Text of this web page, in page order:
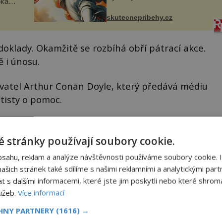
domek na severu Čech, kde
jsme si naplánova...
skutecnepribehy.cz
Okamžitě se rozbíhá obří pátrací akce.
i únosu.
Arthur Conan Doyle, který předává médiu
o pomoc.
horečce,“ popisuje historik Jared Cade,
začíná věřit, že autorka možná narazila na
napsat.
stránky používají soubory cookie.
reklam a analýze návštěvnosti používáme soubory cookie.
stránek také sdílíme s našimi reklamními a analytickými
s dalšími informacemi, které jste jim poskytli nebo které
Více informací
PARTNERY (1616) →